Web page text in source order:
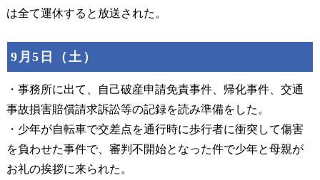
は全て運休すると放送された。
9月5日（土）
・事務所に出て、自己破産申請免責事件、帰化事件、交通
事故損害賠償請求訴訟等の記録を読み準備をした。
・少年が自転車で交差点を通行時に歩行者に衝突して傷害
を負わせた事件で、審判不開始となった件で少年と母親が
お礼の挨拶に来られた。